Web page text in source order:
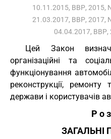
10.11.2015, ВВР, 2015,
21.03.2017, ВВР, 2017,
04.04.2017, ВВР,
Цей Закон
організаційні та
функціонування
реконструкції,
держави і користувачів
Р о з
ЗАГАЛЬНІ